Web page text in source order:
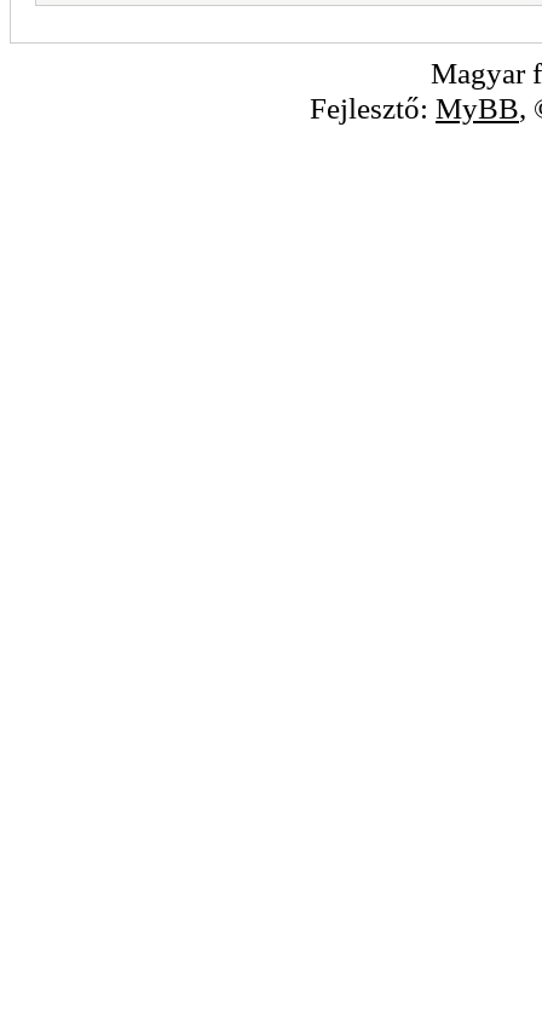
Magyar
Fejlesztő: MyBB,